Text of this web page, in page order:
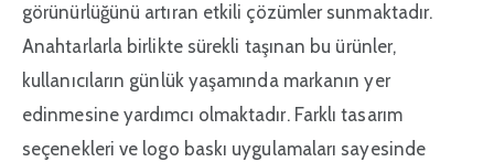
görünürlüğünü artıran etkili çözümler sunmaktadır.
Anahtarlarla birlikte sürekli taşınan bu ürünler,
kullanıcıların günlük yaşamında markanın yer
edinmesine yardımcı olmaktadır. Farklı tasarım
seçenekleri ve logo baskı uygulamaları sayesinde